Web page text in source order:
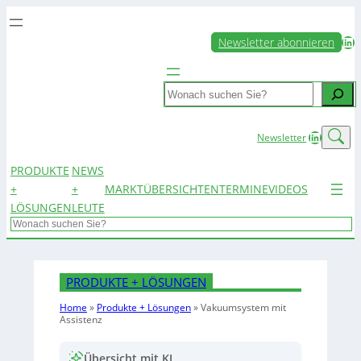
Newsletter abonnieren LinkedIn
Search
NewsletterLinkedIn
PRODUKTE
+
LÖSUNGEN
NEWS
+
LEUTE
MARKTÜBERSICHTENTERMINEVIDEOS
Search
PRODUKTE + LÖSUNGEN
Home » Produkte + Lösungen»Vakuumsystem mit
Assistenz
Übersicht mit KI